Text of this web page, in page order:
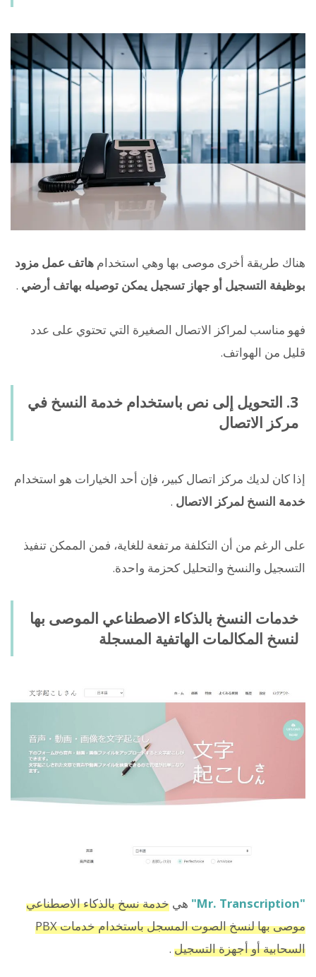
هناك طريقة أخرى موصى بها وهي استخدام هاتف عمل مزود
بوظيفة التسجيل أو جهاز تسجيل يمكن توصيله بهاتف أرضي .
فهو مناسب لمراكز الاتصال الصغيرة التي تحتوي على عدد
قليل من الهواتف.
3. التحويل إلى نص باستخدام خدمة النسخ في
مركز الاتصال
إذا كان لديك مركز اتصال كبير، فإن أحد الخيارات هو استخدام
خدمة النسخ لمركز الاتصال .
على الرغم من أن التكلفة مرتفعة للغاية، فمن الممكن تنفيذ
التسجيل والنسخ والتحليل كحزمة واحدة.
خدمات النسخ بالذكاء الاصطناعي الموصى بها
لنسخ المكالمات الهاتفية المسجلة
"Mr. Transcription" هي خدمة نسخ بالذكاء الاصطناعي
موصى بها لنسخ الصوت المسجل باستخدام خدمات PBX
السحابية أو أجهزة التسجيل .